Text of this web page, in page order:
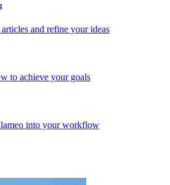
and refine your ideas
to achieve your goals
into your workflow